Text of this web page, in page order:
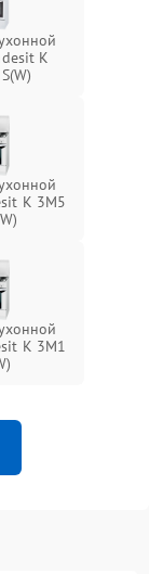
K
K 3M5
K 3M1